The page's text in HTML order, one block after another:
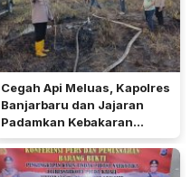
Cegah Api Meluas, Kapolres
Banjarbaru dan Jajaran
Padamkan Kebakaran
Lahan